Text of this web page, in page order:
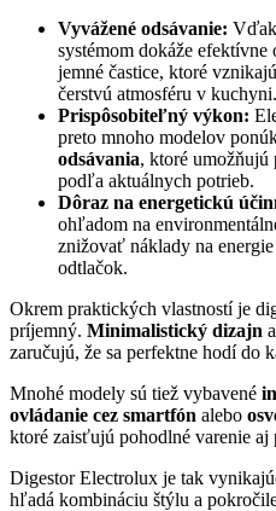
Vyvážené odsávanie:
systémom dokáže
jemné častice, ktoré
čerstvú atmosféru v kuchyni.
Prispôsobiteľný výkon:
preto mnoho modelov
odsávania, ktoré
podľa aktuálnych potrieb.
Dôraz na energetickú
ohľadom na
znižovať náklady na
odtlačok.
Okrem praktických vlastností je
príjemný. Minimalistický dizajn
zaručujú, že sa perfektne hodí do
Mnohé modely sú tiež vybavené
ovládanie cez smartfón alebo
ktoré zaisťujú pohodlné varenie aj
Digestor Electrolux je tak
hľadá kombináciu štýlu a